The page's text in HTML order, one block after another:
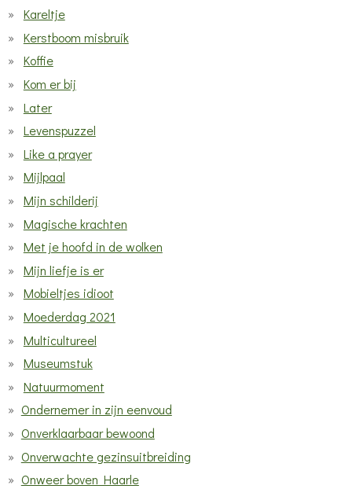
Kareltje
Kerstboom misbruik
Koffie
Kom er bij
Later
Levenspuzzel
Like a prayer
Mijlpaal
Mijn schilderij
Magische krachten
Met je hoofd in de wolken
Mijn liefje is er
Mobieltjes idioot
Moederdag 2021
Multicultureel
Museumstuk
Natuurmoment
Ondernemer in zijn eenvoud
Onverklaarbaar bewoond
Onverwachte gezinsuitbreiding
Onweer boven Haarle